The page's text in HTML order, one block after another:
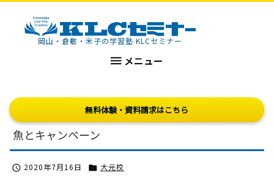
KLCセミナー岡山・倉敷・米子の学習塾 KLCセミナー
 メニュー
無料体験・資料請求はこちら
魚とキャンペーン
 2020年7月16日  大元校